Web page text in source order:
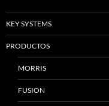
KEY SYSTEMS
PRODUCTOS
MORRIS
FUSION